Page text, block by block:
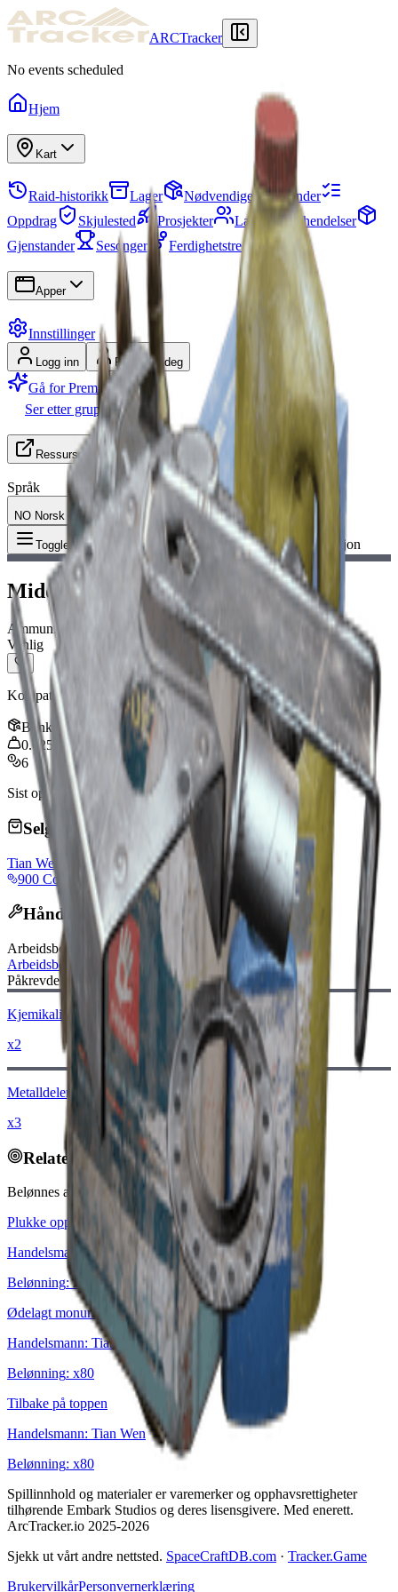
ARCTracker
No events scheduled
Hjem
Kart
Raid-historikk Lager
Nødvendige gjenstander
Oppdrag
Skjulested Prosjekter Lag
Karthendelser
Gjenstander
Sesonger Ferdighetstre
Apper
Innstillinger
Logg inn Registrer deg
Gå for Premium
Ser etter gruppe (LFG)
Ressurser
Språk
NO Norsk
Toggle Menu Gjenstand:Middels ammunisjon
Middels ammunisjon
Ammunisjon
Vanlig
Kompatibel med: Rattler, Tempest, Arpeggio, Renegade, Torrente
Bunke :80
0.025
kg
6
Sist oppdatert
Feb 24, 2026
Selges av handlere
Tian Wen
900 Coins
Håndverksoppskrift
Arbeidsbenk
Arbeidsbenk
Påkrevde materialer:
Kjemikalier
x2
Metalldeler
x3
Relaterte oppdrag
Belønnes av:
Plukke opp restene
Handelsmann:Shani
Belønning: x
Ødelagt monument
Handelsmann: Tian Wen
Belønning: x80
Tilbake på toppen
Handelsmann: Tian Wen
Belønning: x80
Spillinnhold og materialer er varemerker og opphavsrettigheter
tilhørende Embark Studios og deres lisensgivere. Med enerett.
ArcTracker.io 2025-2026
Sjekk ut vårt andre nettsted. SpaceCraftDB.com · Tracker.Game
BrukervilkårPersonvernerklæring